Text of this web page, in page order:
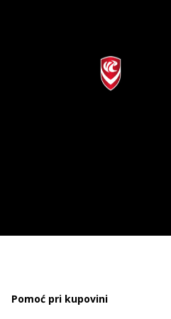
Pomoć pri kupovini